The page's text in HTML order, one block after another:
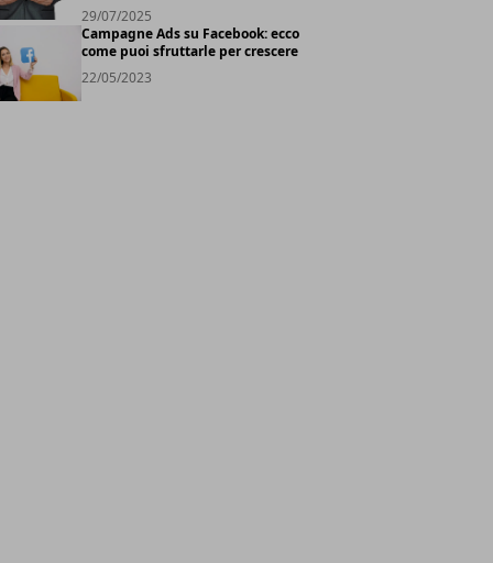
29/07/2025
Campagne Ads su Facebook: ecco
come puoi sfruttarle per crescere
22/05/2023